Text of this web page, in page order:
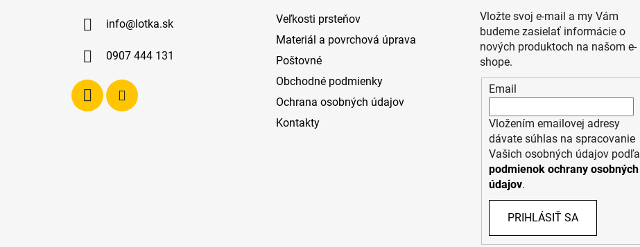
info@lotka.sk
0907 444 131
Veľkosti prsteňov
Materiál a povrchová úprava
Poštovné
Obchodné podmienky
Ochrana osobných údajov
Kontakty
Vložte svoj e-mail a my Vám
budeme zasielať informácie o
nových produktoch na našom e-
shope.
Email
Vložením emailovej adresy
dávate súhlas na spracovanie
Vašich osobných údajov podľa
podmienok ochrany osobných
údajov.
PRIHLÁSIŤ SA